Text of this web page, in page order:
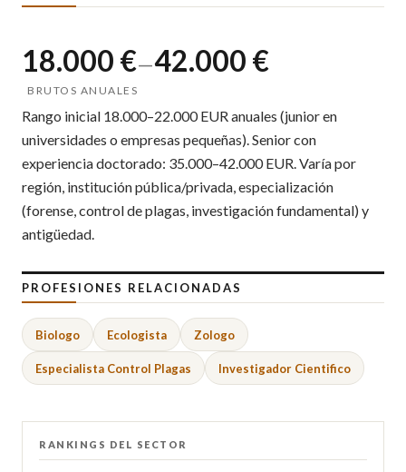
18.000 €—42.000 €
BRUTOS ANUALES
Rango inicial 18.000–22.000 EUR anuales (junior en
universidades o empresas pequeñas). Senior con
experiencia doctorado: 35.000–42.000 EUR. Varía por
región, institución pública/privada, especialización
(forense, control de plagas, investigación fundamental) y
antigüedad.
PROFESIONES RELACIONADAS
Biologo Ecologista Zologo
Especialista Control Plagas Investigador Cientifico
RANKINGS DEL SECTOR